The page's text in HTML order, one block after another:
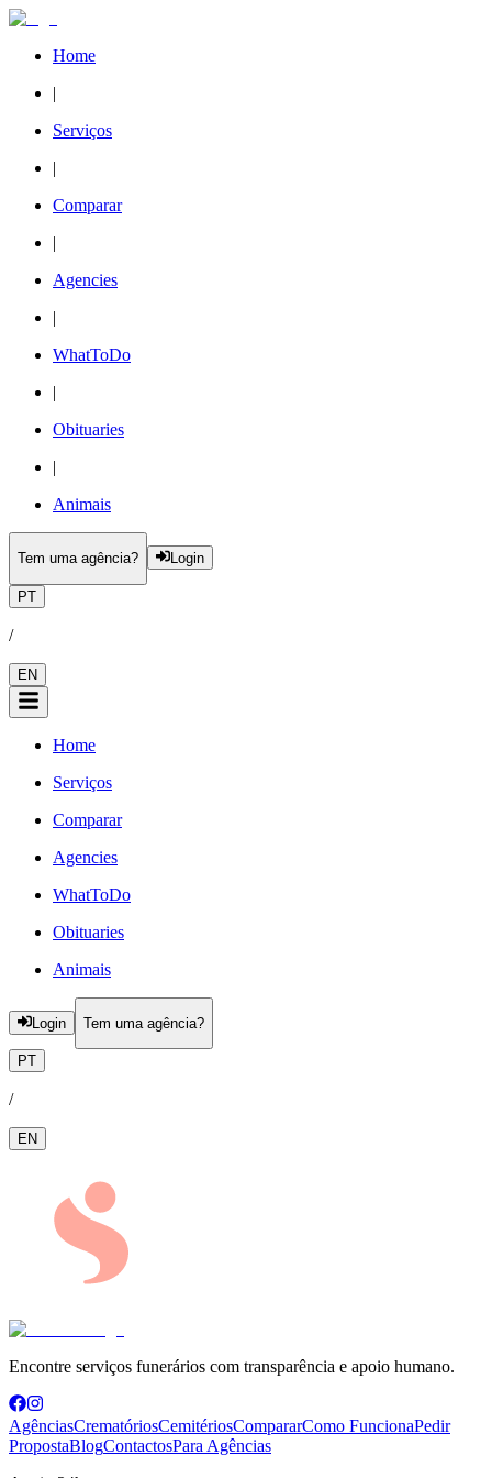
Home
|
Serviços
|
Comparar
|
Agencies
|
WhatToDo
|
Obituaries
|
Animais
Tem uma agência? Login
PT
/
EN
Home
Serviços
Comparar
Agencies
WhatToDo
Obituaries
Animais
Login Tem uma agência?
PT
/
EN
Encontre serviços funerários com transparência e apoio humano.
AgênciasCrematóriosCemitériosCompararComo FuncionaPedir
PropostaBlogContactosPara Agências